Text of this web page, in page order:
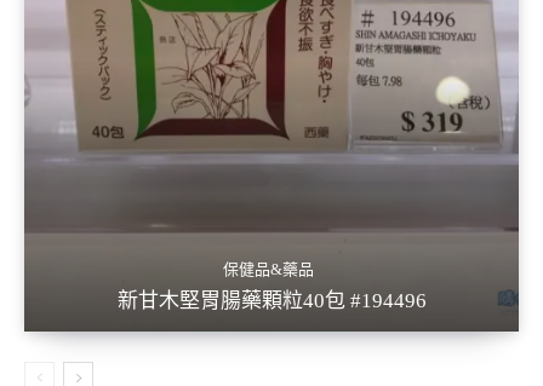
保健品&藥品
新甘木堅胃腸藥顆粒40包 #194496